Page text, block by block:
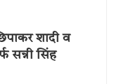
शादी व
सन्नी सिंह